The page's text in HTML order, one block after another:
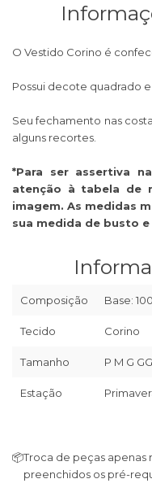
O Vestido Corino é
Possui decote quadrado
Seu fechamento nas
alguns recortes.
*Para ser assertiva
atenção à tabela de
imagem. As medidas
sua medida de busto
Composição Base:
Tecido Corino
Tamanho P M G GG
Estação
📦Troca de peças
preenchidos os pré-